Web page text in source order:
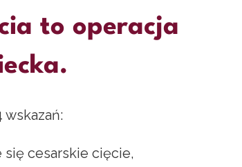
to operacja
cesarskie cięcie,